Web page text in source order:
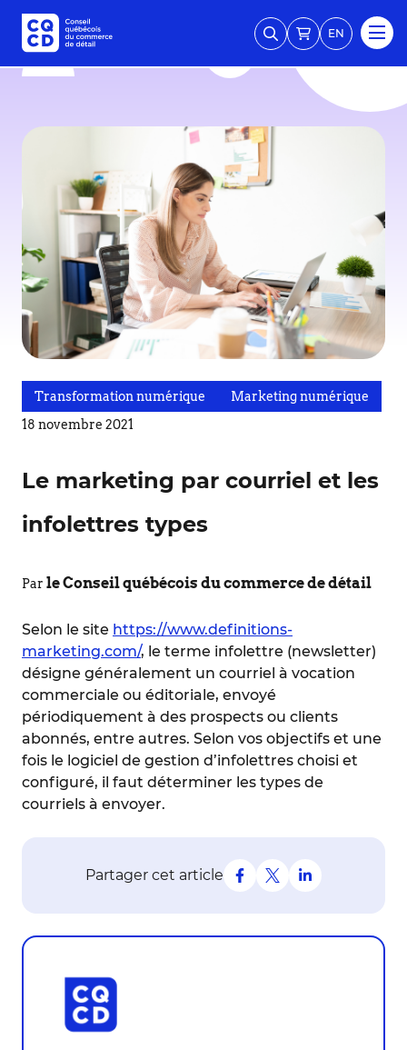
EN
Transformation numérique
Marketing numérique
18 novembre 2021
Le marketing par courriel et les
infolettres types
Par le Conseil québécois du commerce de détail
Selon le site https://www.definitions-
marketing.com/, le terme infolettre (newsletter)
désigne généralement un courriel à vocation
commerciale ou éditoriale, envoyé
périodiquement à des prospects ou clients
abonnés, entre autres. Selon vos objectifs et une
fois le logiciel de gestion d’infolettres choisi et
configuré, il faut déterminer les types de
courriels à envoyer.
Partager cet article